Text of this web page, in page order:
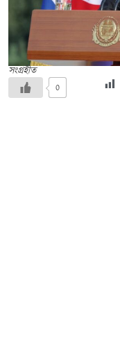
সংগ্রহীত
0